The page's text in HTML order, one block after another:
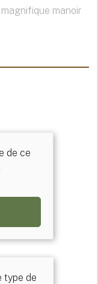
manoir
de ce
type de